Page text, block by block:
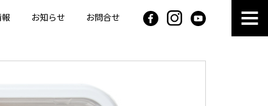
お知らせ お問合せ